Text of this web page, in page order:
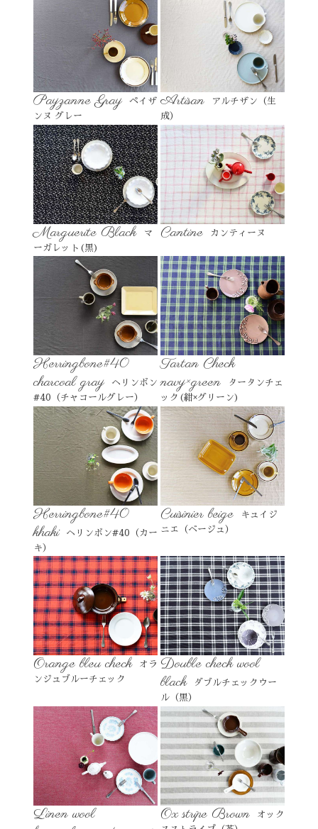
Payzanne Gray
ペイザ
ンヌ グレー
Artisan
アルチザン（生
成）
Marguerite Black
マ
ーガレット(黒)
Cantine カンティーヌ
Herringbone#40
charcoal gray
ヘリンボン
#40（チャコールグレー）
Tartan Check
navy×green
タータンチェ
ック(紺×グリーン)
Herringbone#40
khaki
ヘリンボン#40（カー
キ）
Cuisinier beige
キュイジ
ニエ（ベージュ）
Orange bleu check
オラ
ンジュブルーチェック
Double check wool
black
ダブルチェックウー
ル（黒）
Linen wool
Ox stripe Brown
オック